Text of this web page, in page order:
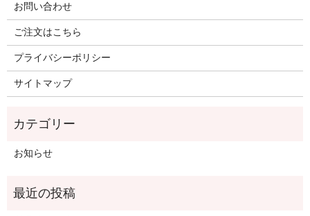
お問い合わせ
ご注文はこちら
プライバシーポリシー
サイトマップ
お知らせ